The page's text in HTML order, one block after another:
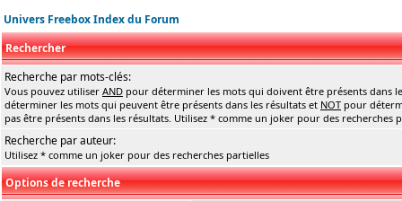
Univers Freebox Index du Forum
Rechercher
Recherche par mots-clés:
Vous pouvez utiliser AND pour déterminer les mots qui doivent être présents dans
déterminer les mots qui peuvent être présents dans les résultats et NOT pour
pas être présents dans les résultats. Utilisez * comme un joker pour des recherches
Recherche par auteur:
Utilisez * comme un joker pour des recherches partielles
Options de recherche